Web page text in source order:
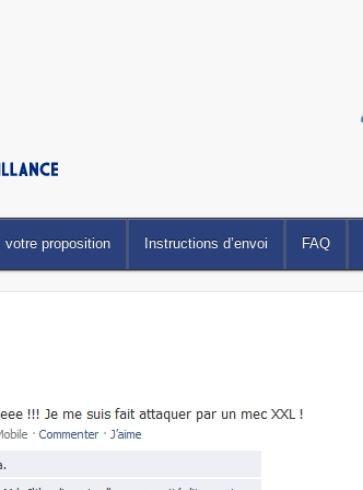
votre proposition Instructions d’envoi FAQ